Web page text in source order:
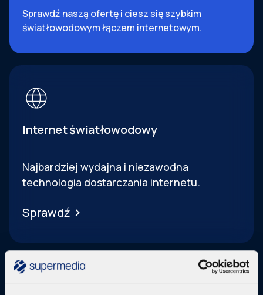
Sprawdź naszą ofertę i ciesz się szybkim
światłowodowym łączem internetowym.
Internet światłowodowy
Najbardziej wydajna i niezawodna
technologia dostarczania internetu.
Sprawdź